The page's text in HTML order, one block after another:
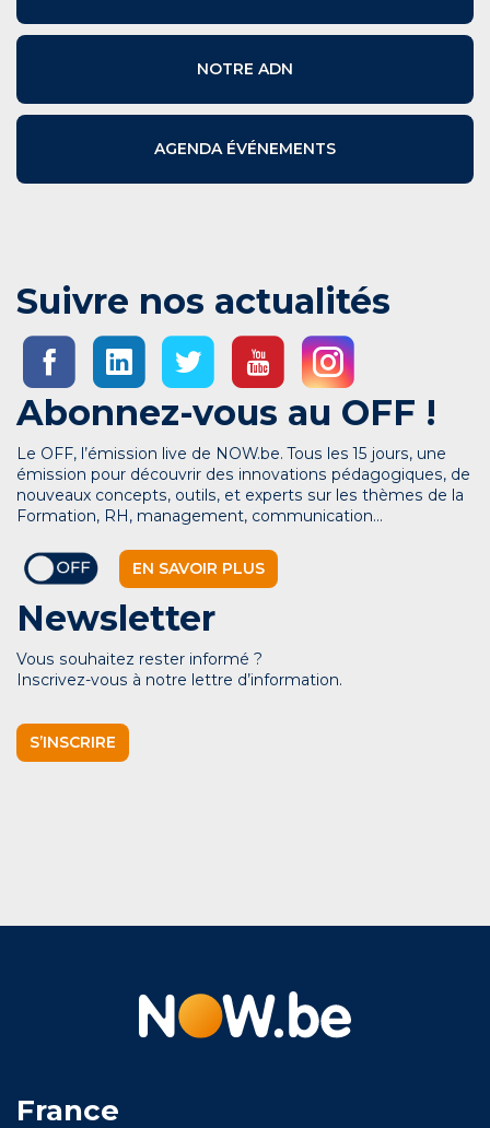
NOTRE ADN
AGENDA ÉVÉNEMENTS
Suivre nos actualités
Abonnez-vous au OFF !
Le OFF, l’émission live de NOW.be. Tous les 15 jours, une
émission pour découvrir des innovations pédagogiques, de
nouveaux concepts, outils, et experts sur les thèmes de la
Formation, RH, management, communication…
EN SAVOIR PLUS
Newsletter
Vous souhaitez rester informé ?
Inscrivez-vous à notre lettre d’information.
S’INSCRIRE
France